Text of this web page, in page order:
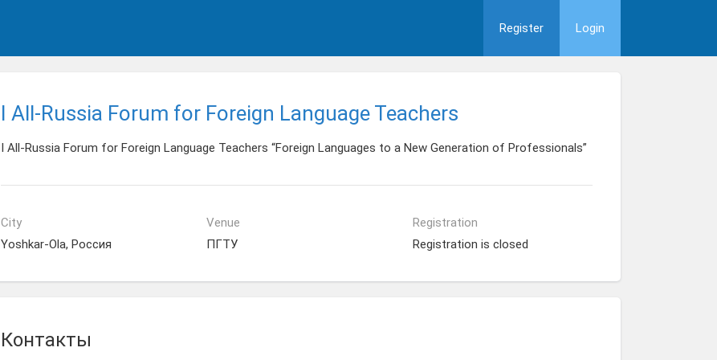
Register Login
I All-Russia Forum for Foreign Language Teachers
I All-Russia Forum for Foreign Language Teachers “Foreign Languages to a New Generation of Professionals”
City
Yoshkar-Ola, Россия
Venue
ПГТУ
Registration
Registration is closed
Контакты